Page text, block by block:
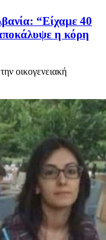
“Είχαμε 40
η κόρη
οικογενειακή